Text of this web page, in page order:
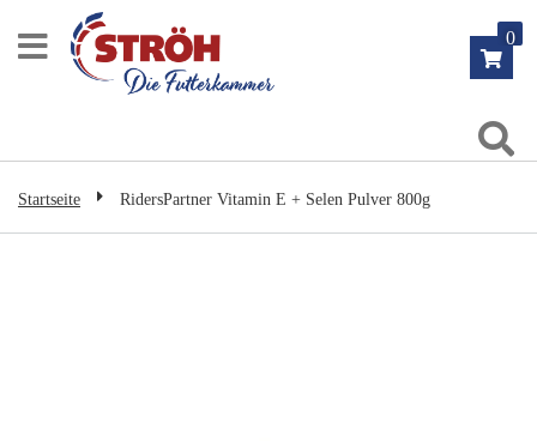
Inhalt
0
Startseite RidersPartner Vitamin E + Selen Pulver 800g